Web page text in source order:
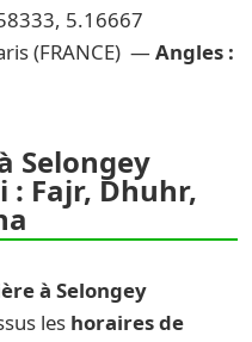
5.16667
(FRANCE) — Angles :
Selongey
: Fajr, Dhuhr,
à Selongey
les horaires de